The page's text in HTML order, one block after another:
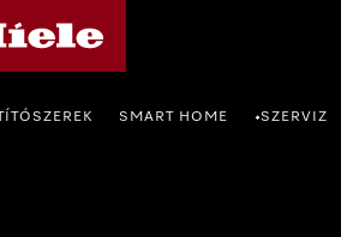
SMART HOME •SZERVIZ